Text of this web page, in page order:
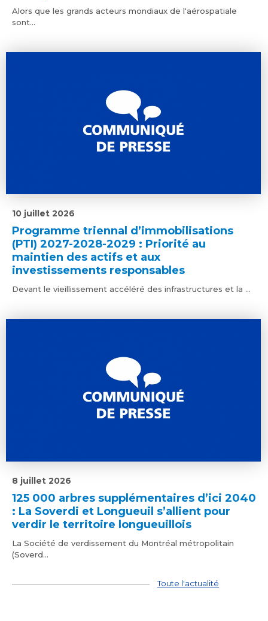
Alors que les grands acteurs mondiaux de l'aérospatiale
sont...
Programme triennal d’immobilisations
(PTI) 2027-2028-2029 : Priorité au
maintien des actifs et aux
investissements responsables
10 juillet 2026
Devant le vieillissement accéléré des infrastructures et la ...
125 000 arbres supplémentaires d’ici 2040
: La Soverdi et Longueuil s’allient pour
verdir le territoire longueuillois
8 juillet 2026
La Société de verdissement du Montréal métropolitain
(Soverd...
Toute l'actualité